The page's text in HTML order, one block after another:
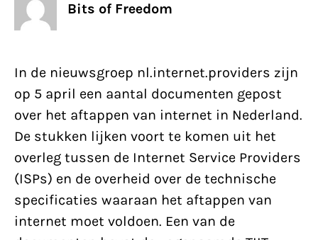
Bits of Freedom
In de nieuwsgroep nl.internet.providers zijn
op 5 april een aantal documenten gepost
over het aftappen van internet in Nederland.
De stukken lijken voort te komen uit het
overleg tussen de Internet Service Providers
(ISPs) en de overheid over de technische
specificaties waaraan het aftappen van
internet moet voldoen. Een van de